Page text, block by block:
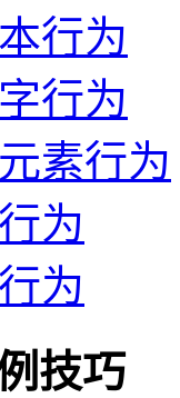
行为
行为
素行为
为
为
技巧